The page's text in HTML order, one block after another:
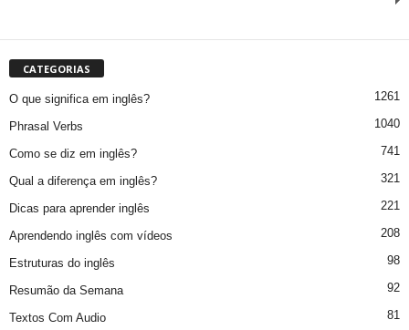
CATEGORIAS
O que significa em inglês? 1261
Phrasal Verbs 1040
Como se diz em inglês? 741
Qual a diferença em inglês? 321
Dicas para aprender inglês 221
Aprendendo inglês com vídeos 208
Estruturas do inglês 98
Resumão da Semana 92
Textos Com Audio 81